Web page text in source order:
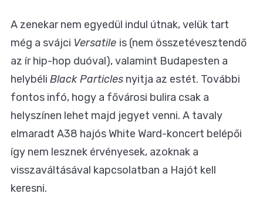
A zenekar nem egyedül indul útnak, velük tart
még a svájci Versatile is (nem összetévesztendő
az ír hip-hop duóval), valamint Budapesten a
helybéli Black Particles nyitja az estét. További
fontos infó, hogy a fővárosi bulira csak a
helyszínen lehet majd jegyet venni. A tavaly
elmaradt A38 hajós White Ward-koncert belépői
így nem lesznek érvényesek, azoknak a
visszaváltásával kapcsolatban a Hajót kell
keresni.